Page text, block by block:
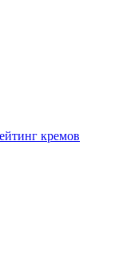
кремов